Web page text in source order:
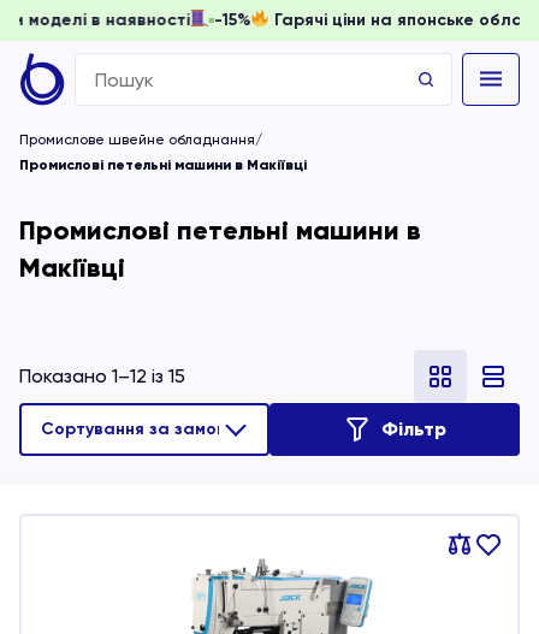
доки моделі в наявності -15% Гарячі ціни на
Search
for:
Промислове швейне обладнання
Промислові петельні машини в Макіївці
Промислові петельні машини в
Макіївці
Показано 1–12 із 15
Фільтр
Порівняти
В